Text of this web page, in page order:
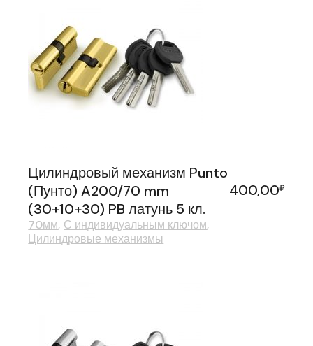
Цилиндровый механизм Punto
(Пунто) A200/70 mm
(30+10+30) PB латунь 5 кл.
400,00₽
70мм С индивидуальным ключом
Цилиндровые механизмы